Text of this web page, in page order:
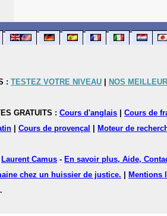
: TESTEZ VOTRE NIVEAU NOS
GRATUITS : Cours d'anglais Cours de
Cours de provençal Moteur de
Laurent Camus - En savoir plus, Aide,
chez un huissier de justice.
Mentions